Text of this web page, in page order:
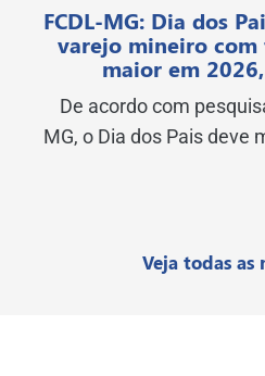
FCDL-MG: Dia dos
varejo mineiro
maior em
De acordo com
MG, o Dia dos Pais deve
Veja todas as